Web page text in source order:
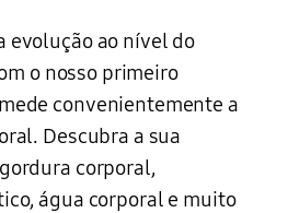
evolução ao nível do
o nosso primeiro
convenientemente a
Descubra a sua
corporal,
água corporal e muito